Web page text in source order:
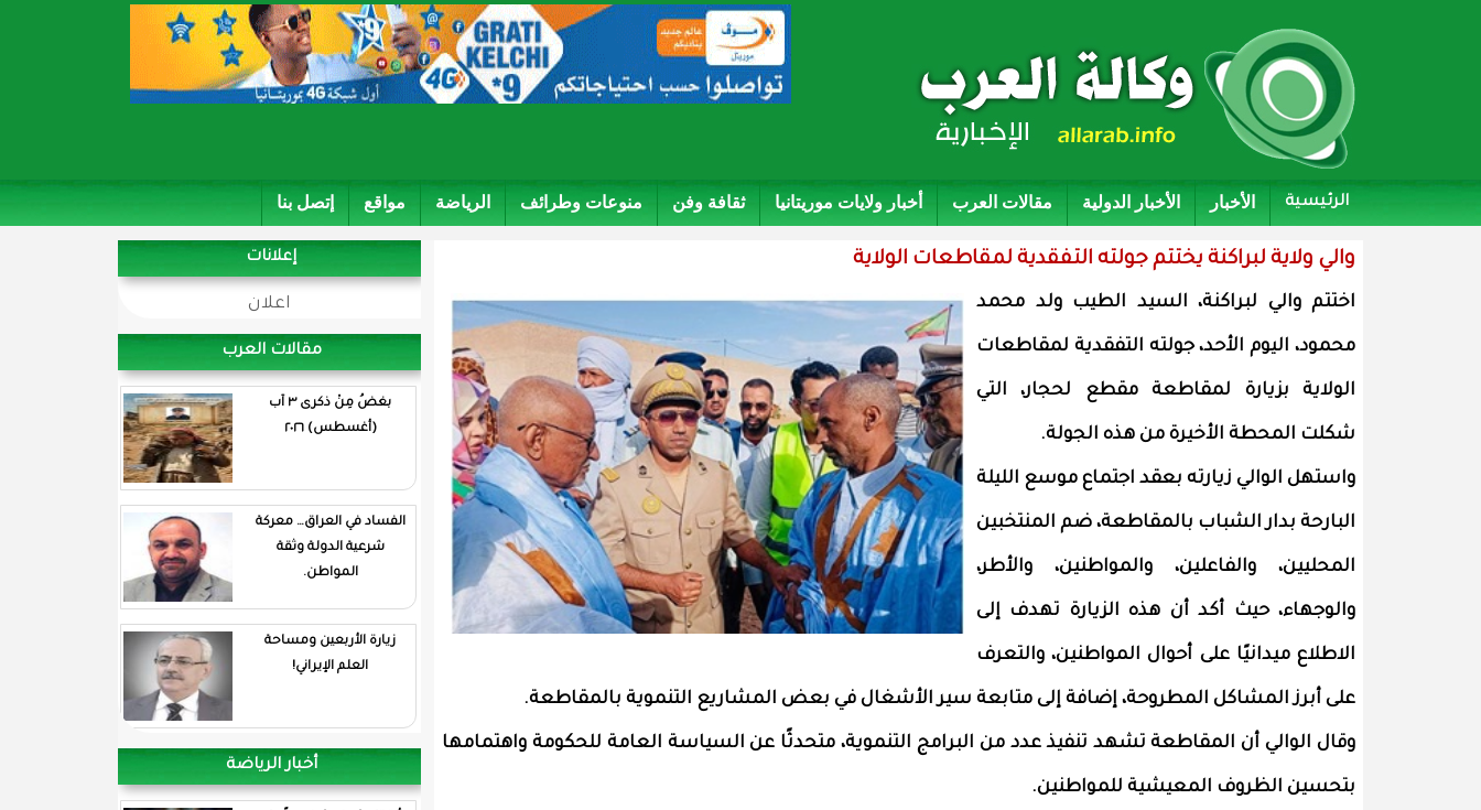
الرئيسية الأخبار الأخبار الدولية مقالات العرب أخبار ولايات موريتانيا ثقافة وفن منوعات وطرائف الرياضة مواقع إتصل بنا
والي ولاية لبراكنة يختتم جولته التفقدية لمقاطعات الولاية
اختتم والي لبراكنة، السيد الطيب ولد محمد
محمود، اليوم الأحد، جولته التفقدية لمقاطعات
الولاية بزيارة لمقاطعة مقطع لحجار، التي
شكلت المحطة الأخيرة من هذه الجولة.
واستهل الوالي زيارته بعقد اجتماع موسع الليلة
البارحة بدار الشباب بالمقاطعة، ضم المنتخبين
المحليين، والفاعلين، والمواطنين، والأطر،
والوجهاء، حيث أكد أن هذه الزيارة تهدف إلى
الاطلاع ميدانيًا على أحوال المواطنين، والتعرف
على أبرز المشاكل المطروحة، إضافة إلى متابعة سير الأشغال في بعض المشاريع التنموية بالمقاطعة.
وقال الوالي أن المقاطعة تشهد تنفيذ عدد من البرامج التنموية، متحدثًا عن السياسة العامة للحكومة واهتمامها
بتحسين الظروف المعيشية للمواطنين.
إعلانات
اعلان
مقالات العرب
بغضُ مِنْ ذكرى ٣ آب
(أغسطس) ٢٠٢٦
الفساد في العراق… معركة
شرعية الدولة وثقة
المواطن.
زيارة الأربعين ومساحة
العلم الإيراني!
أخبار الرياضة